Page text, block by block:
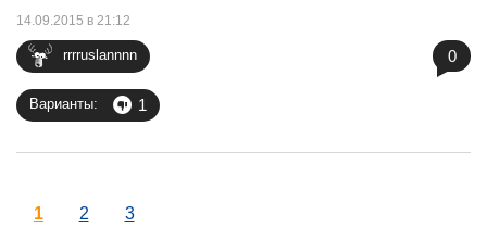
rrrruslannnn
14.09.2015 в 21:12
Варианты: 1
0
1 2 3